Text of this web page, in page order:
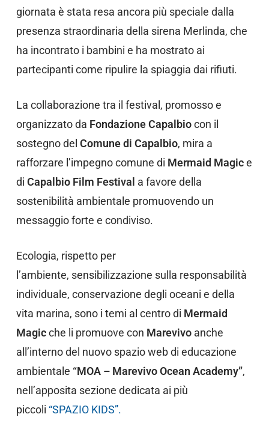
giornata è stata resa ancora più speciale dalla
presenza straordinaria della sirena Merlinda, che
ha incontrato i bambini e ha mostrato ai
partecipanti come ripulire la spiaggia dai rifiuti.
La collaborazione tra il festival, promosso e
organizzato da Fondazione Capalbiocon il
sostegno del Comune di Capalbio, mira a
rafforzare l’impegno comune di Mermaid Magice
di Capalbio Film Festival a favore della
sostenibilità ambientale promuovendo un
messaggio forte e condiviso.
Ecologia, rispetto per
l’ambiente, sensibilizzazione sulla responsabilità
individuale, conservazione degli oceani e della
vita marina, sono i temi al centro di Mermaid
Magicche li promuove con Marevivoanche
all’interno del nuovo spazio web di educazione
ambientale “MOA – Marevivo Ocean Academy”,
nell’apposita sezione dedicata ai più
piccoli “SPAZIO KIDS”.